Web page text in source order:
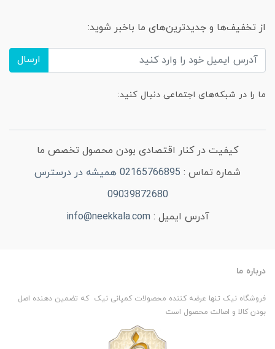
از تخفیف‌ها و جدیدترین‌های ما باخبر شوید:
ارسال
ما را در شبکه‌های اجتماعی دنبال کنید:
کیفیت در کنار اقتصادی بودن محصول تخصص ما
شماره تماس :
02165766895 همیشه در درسترس
09039872680
آدرس ایمیل : info@neekkala.com
درباره ما
فروشگاه نیک تنها عرضه کننده محصولات کمپانی نیک که تضمین دهنده اصل
بودن کالا و اصالت محصول است